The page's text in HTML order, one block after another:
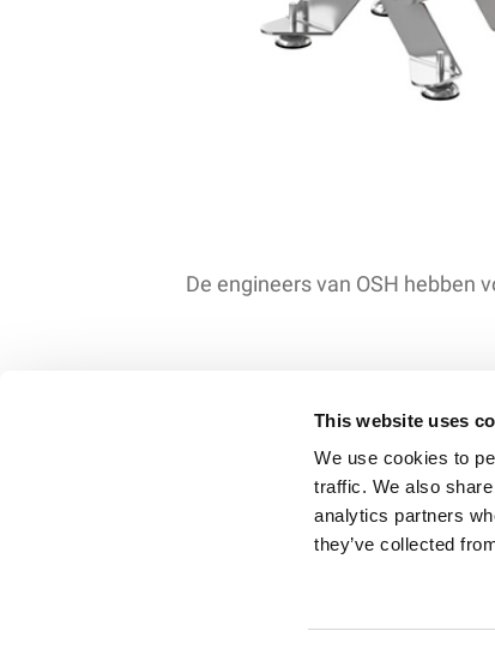
This website uses
We use cookies to
traffic. We also
analytics partners
they’ve collected
De engineers van OSH hebben
Voorwaarden